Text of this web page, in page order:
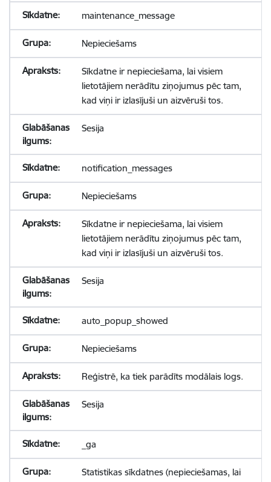
maintenance_message
Nepieciešams
Sīkdatne ir nepieciešama, lai visiem
lietotājiem nerādītu ziņojumus pēc tam,
kad viņi ir izlasījuši un aizvēruši tos.
Sesija
notification_messages
Nepieciešams
Sīkdatne ir nepieciešama, lai visiem
lietotājiem nerādītu ziņojumus pēc tam,
kad viņi ir izlasījuši un aizvēruši tos.
Sesija
auto_popup_showed
Nepieciešams
Reģistrē, ka tiek parādīts modālais logs.
Sesija
_ga
Statistikas sīkdatnes (nepieciešamas, lai